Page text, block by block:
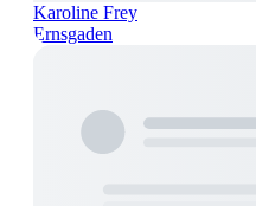
Karoline Frey
Ernsgaden